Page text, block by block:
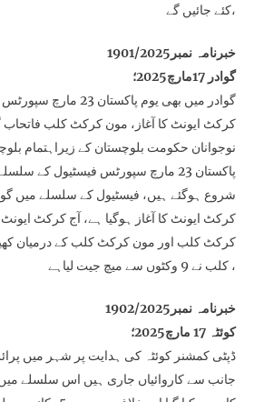
کئے جائیں گے،
خبرنامہ نمبر1901/2025
گوادر 17مارچ2025؛
گوادر میں بھی یوم
کرکٹ ایونٹ کا آغاز، مون کرکٹ کلب فاتحاب
نوجوانان حکومت بلوچستان کے زیراہتمام
پاکستان 23 مارچ سپورٹس فیسٹیول کے
شروع ہوگئے ہیں، فیسٹیول کے سلسلے میں
کرکٹ ایونٹ کا آغاز ہوگیا ہے، آج کرکٹ
کرکٹ کلب اور مون کرکٹ کلب کے درمیان
کلب نے 9 وکٹوں سے میچ جیت لیاہے ،
خبرنامہ نمبر1902/2025
کوئٹہ 17 مارچ2025؛
ڈپٹی کمشنر کوئٹہ کی ہدایت پر شہر میں